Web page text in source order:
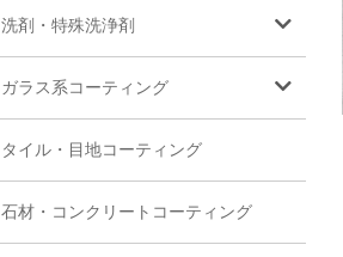
洗剤・特殊洗浄剤
ガラス系コーティング
タイル・目地コーティング
石材・コンクリートコーティング